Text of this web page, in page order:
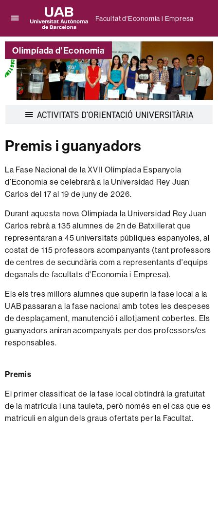
per
desplegar
el
menú
de
Facultat
d'Economia
Empresa
Universitat
Autònoma
de
Barcelona
Facultat d'Economia i Empresa
Olimpíada d'Economia
ACTIVITATS D'ORIENTACIÓ UNIVERSITÀRIA
Premis i guanyadors
La Fase Nacional de la XVII Olimpíada Espanyola
d’Economia se celebrarà a la Universidad Rey Juan
Carlos del 17 al 19 de juny de 2026.
Durant aquesta nova Olimpíada la Universidad Rey Juan
Carlos rebrà a 135 alumnes de 2n de Batxillerat que
representaran a 45 universitats públiques espanyoles, al
costat de 115 professors acompanyants (tant professors
de centres de secundària com a representants d'equips
deganals de facultats d'Economia i Empresa).
Els els tres millors alumnes que superin la fase local a la
UAB passaran a la fase nacional amb totes les despeses
de desplaçament, manutenció i allotjament cobertes. Els
guanyadors aniran acompanyats per dos professors/es
responsables.
Premis
El primer classificat de la fase local obtindrà la gratuïtat
de la matrícula i una tauleta, però només en el cas que es
matriculi en algun dels graus ofertats per la Facultat.